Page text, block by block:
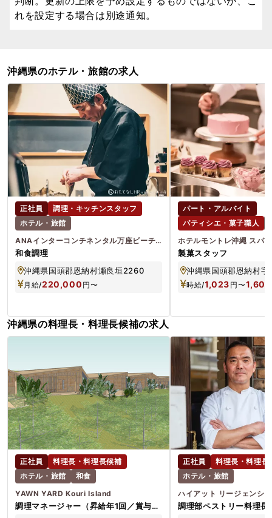
れを設定する場合は別途通知。
沖縄県のホテル・旅館の求人
正社員
調理・キッチンスタッフ
ホテル・旅館
ANAインターコンチネンタル万座ビーチリゾート
和食調理
沖縄県国頭郡恩納村瀬良垣2260
月給/220,000 円〜
パート・アルバイト
パティシエ・菓子職人
ホテルモントレ沖縄 スパ&
製菓スタッフ
沖縄県国頭郡恩納村
時給/1,023 円〜1,600
沖縄県の料理長・料理長候補の求人
正社員
料理長・料理長候補
ホテル・旅館
和食
YAWN YARD Kouri Island
調理マネージャー（昇給年1回／賞与年
正社員
料理長・料理長
ホテル・旅館
調理部ペストリー料理長